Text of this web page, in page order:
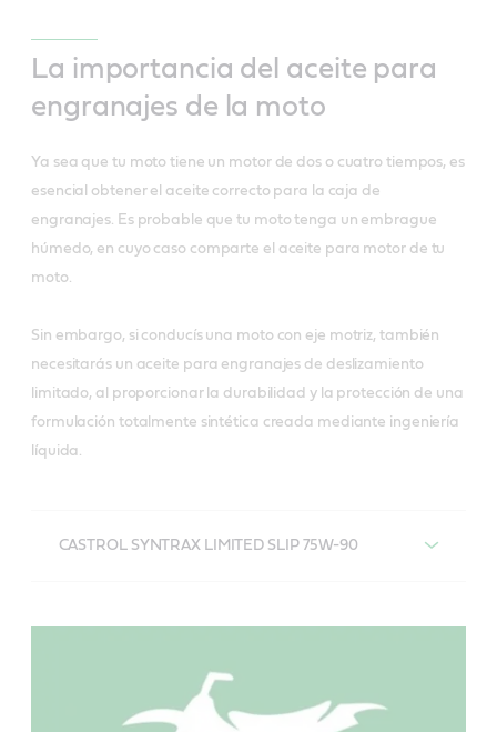
La importancia del aceite para
engranajes de la moto
Ya sea que tu moto tiene un motor de dos o cuatro tiempos, es
esencial obtener el aceite correcto para la caja de
engranajes. Es probable que tu moto tenga un embrague
húmedo, en cuyo caso comparte el aceite para motor de tu
moto.
Sin embargo, si conducís una moto con eje motriz, también
necesitarás un aceite para engranajes de deslizamiento
limitado, al proporcionar la durabilidad y la protección de una
formulación totalmente sintética creada mediante ingeniería
líquida.
CASTROL SYNTRAX LIMITED SLIP 75W-90
90
El aceite para engranajes totalmente sintético Castrol